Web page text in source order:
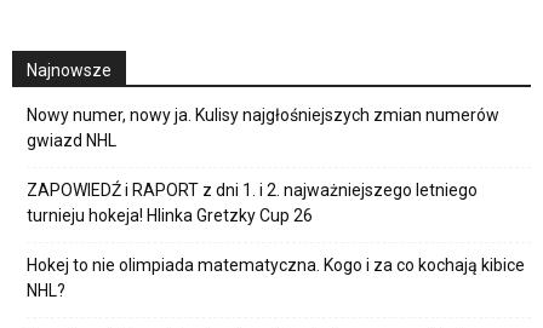
Najnowsze
Nowy numer, nowy ja. Kulisy najgłośniejszych zmian numerów
gwiazd NHL
ZAPOWIEDŹ i RAPORT z dni 1. i 2. najważniejszego letniego
turnieju hokeja! Hlinka Gretzky Cup 26
Hokej to nie olimpiada matematyczna. Kogo i za co kochają kibice
NHL?